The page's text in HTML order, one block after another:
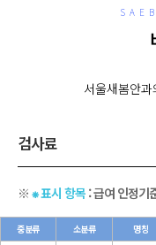
서울새봄안
검사료
※ ⁕ 표시 항목 : 급여 인정기
중분류 소분류 명칭